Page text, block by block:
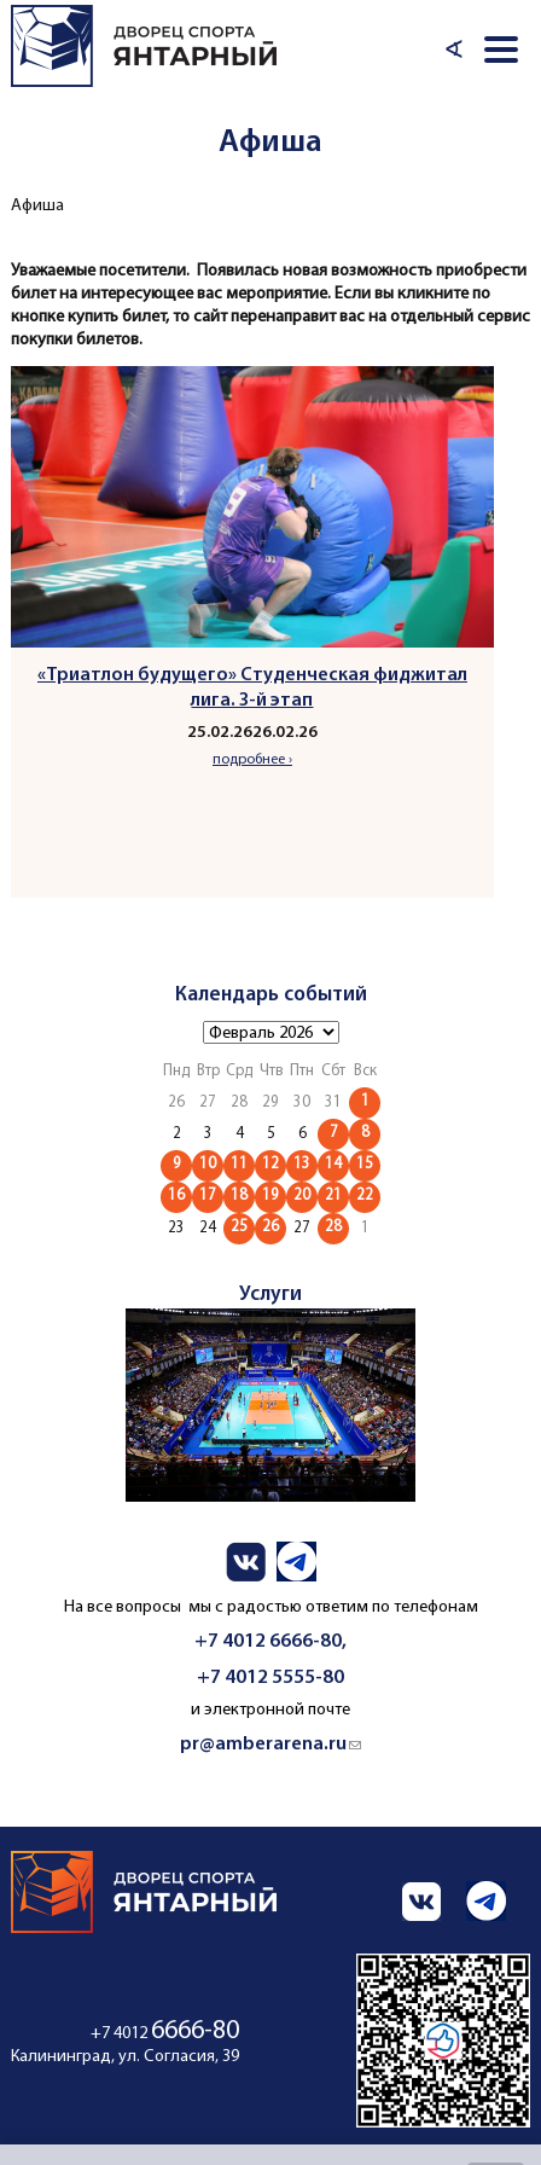
Перейти к основному содержанию
∢
Афиша
Вы здесь
Афиша
Уважаемые посетители. Появилась новая возможность приобрести
билет на интересующее вас мероприятие. Если вы кликните по
кнопке купить билет, то сайт перенаправит вас на отдельный сервис
покупки билетов.
«Триатлон будущего» Студенческая фиджитал
лига. 3-й этап
25.02.2626.02.26
подробнее ›
Календарь событий
Пнд Втр Срд Чтв Птн Сбт
Вск
26
27 28 29 30 31 1
2 3 4 5 6 7
8
9
10 11 12 13 14
15
16
17 18 19 20 21 22
23 24 25 26 27 28
Услуги
На все вопросы мы с радостью ответим по телефонам
+7 4012 6666-80,
+7 4012 5555-80
и электронной почте
pr@amberarena.ru(link sends e-mail)
+7 4012 6666-80
Калининград, ул. Согласия, 39